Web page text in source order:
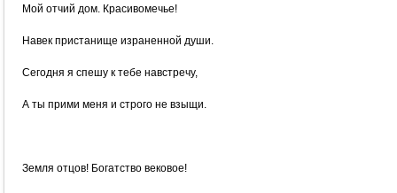
Мой отчий дом. Красивомечье!
Навек пристанище израненной души.
Сегодня я спешу к тебе навстречу,
А ты прими меня и строго не взыщи.
Земля отцов! Богатство вековое!